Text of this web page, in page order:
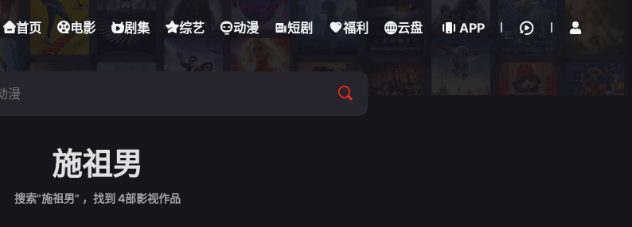
首页 电影 剧集 综艺 动漫 短剧 福利 云盘 APP
施祖男
搜索"施祖男" ，找到 4部影视作品